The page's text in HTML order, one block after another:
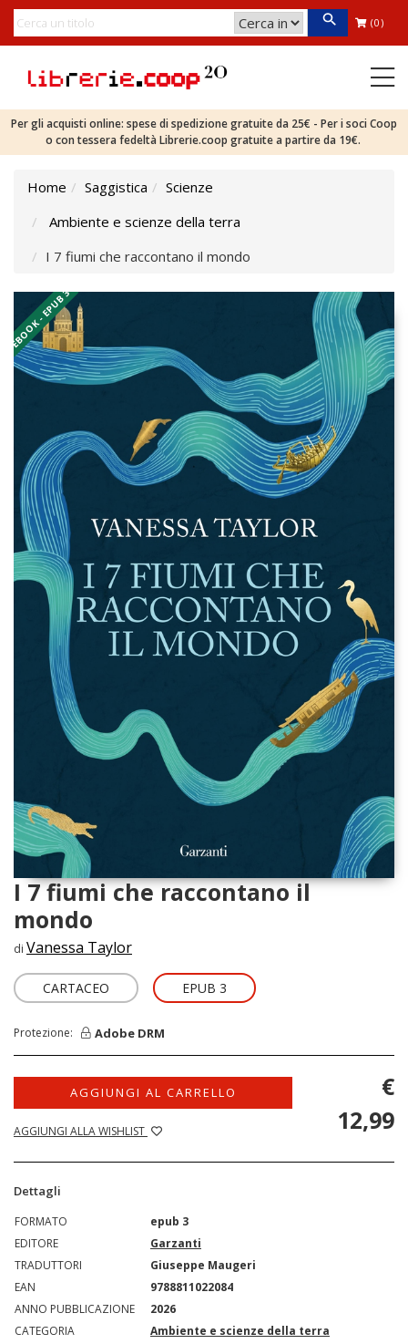
(0)
Per gli acquisti online: spese di spedizione gratuite da 25€ - Per i soci Coop
o con tessera fedeltà Librerie.coop gratuite a partire da 19€.
Home Saggistica
Scienze
Ambiente e scienze della terra
I 7 fiumi che raccontano il mondo
EBOOK - EPUB 3
I 7 fiumi che raccontano il
mondo
di Vanessa Taylor
CARTACEO EPUB 3
Protezione: Adobe DRM
AGGIUNGI AL CARRELLO
AGGIUNGI ALLA WISHLIST
€
12,99
Dettagli
FORMATO
epub 3
EDITORE
Garzanti
TRADUTTORI
Giuseppe Maugeri
EAN
9788811022084
ANNO PUBBLICAZIONE
2026
CATEGORIA
Ambiente e scienze della terra